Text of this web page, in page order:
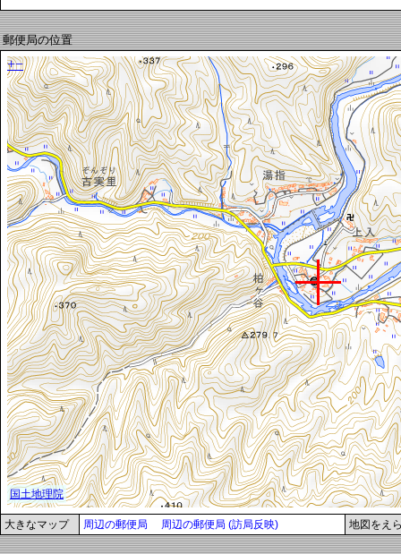
郵便局の位置
大きなマップ 周辺の郵便局 周辺の郵便局 (訪局反映) 地図をえ